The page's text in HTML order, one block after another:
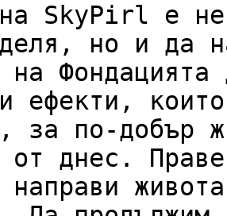
SkyPirl е не
но и да
на
ефекти,
за по-добър
от днес.
направи